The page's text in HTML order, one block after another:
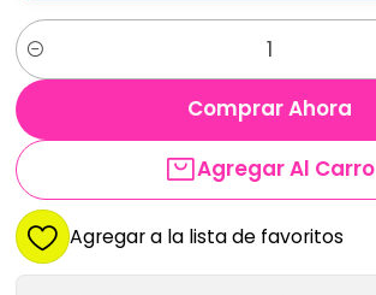
Cantidad
Agregar Al Carro
Comprar Ahora
Agregar a la lista de favoritos